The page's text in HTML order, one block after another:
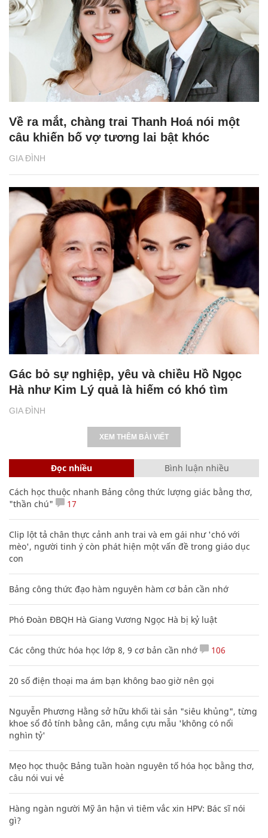
GIA ĐÌNH
Về ra mắt, chàng trai Thanh Hoá nói một
câu khiến bố vợ tương lai bật khóc
GIA ĐÌNH
Gác bỏ sự nghiệp, yêu và chiều Hồ Ngọc
Hà như Kim Lý quả là hiếm có khó tìm
XEM THÊM BÀI VIẾT
Đọc nhiều Bình luận nhiều
Cách học thuộc nhanh Bảng công thức lượng giác bằng thơ,
"thần chú"
17
Clip lột tả chân thực cảnh anh trai và em gái như 'chó với
mèo', người tinh ý còn phát hiện một vấn đề trong giáo dục
con
Bảng công thức đạo hàm nguyên hàm cơ bản cần nhớ
Phó Đoàn ĐBQH Hà Giang Vương Ngọc Hà bị kỷ luật
Các công thức hóa học lớp 8, 9 cơ bản cần nhớ 106
20 số điện thoại ma ám bạn không bao giờ nên gọi
Nguyễn Phương Hằng sở hữu khối tài sản "siêu khủng", từng
khoe sổ đỏ tính bằng cân, mắng cựu mẫu 'không có nổi
nghìn tỷ'
Mẹo học thuộc Bảng tuần hoàn nguyên tố hóa học bằng thơ,
câu nói vui vẻ
Hàng ngàn người Mỹ ân hận vì tiêm vắc xin HPV: Bác sĩ nói
gì?